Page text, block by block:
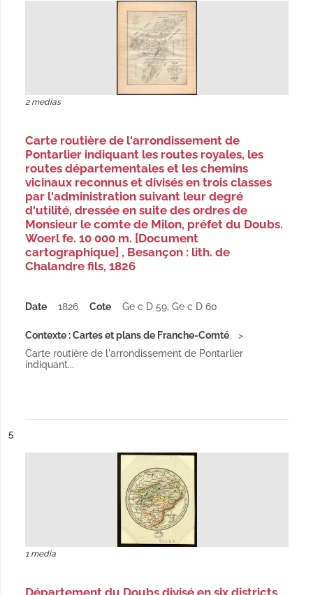
2 medias
Carte routière de l'arrondissement de
Pontarlier indiquant les routes royales, les
routes départementales et les chemins
vicinaux reconnus et divisés en trois classes
par l'administration suivant leur degré
d'utilité, dressée en suite des ordres de
Monsieur le comte de Milon, préfet du Doubs.
Woerl fe. 10 000 m. [Document
cartographique] , Besançon : lith. de
Chalandre fils, 1826
Date 1826 Cote Ge c D 59, Ge c D 60
Contexte : Cartes et plans de Franche-Comté
Carte routière de l'arrondissement de Pontarlier
indiquant...
n°
5
1 media
Département du Doubs divisé en six districts